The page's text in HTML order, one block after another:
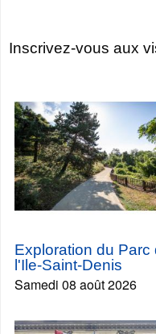
Inscrivez-vous aux
Exploration du Parc
l'Ile-Saint-Denis
Samedi 08 août 2026